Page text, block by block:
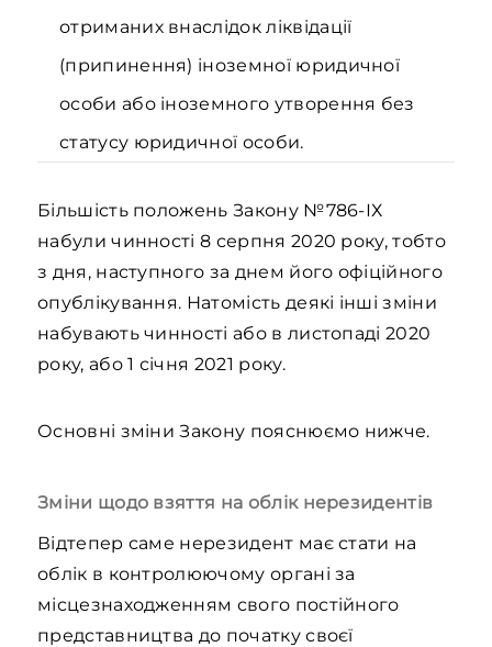
отриманих внаслідок ліквідації
(припинення) іноземної юридичної
особи або іноземного утворення без
статусу юридичної особи.
Більшість положень Закону №786-ІХ
набули чинності 8 серпня 2020 року, тобто
з дня, наступного за днем його офіційного
опублікування. Натомість деякі інші зміни
набувають чинності або в листопаді 2020
року, або 1 січня 2021 року.
Основні зміни Закону пояснюємо нижче.
Зміни щодо взяття на облік нерезидентів
Відтепер саме нерезидент має стати на
облік в контролюючому органі за
місцезнаходженням свого постійного
представництва до початку своєї